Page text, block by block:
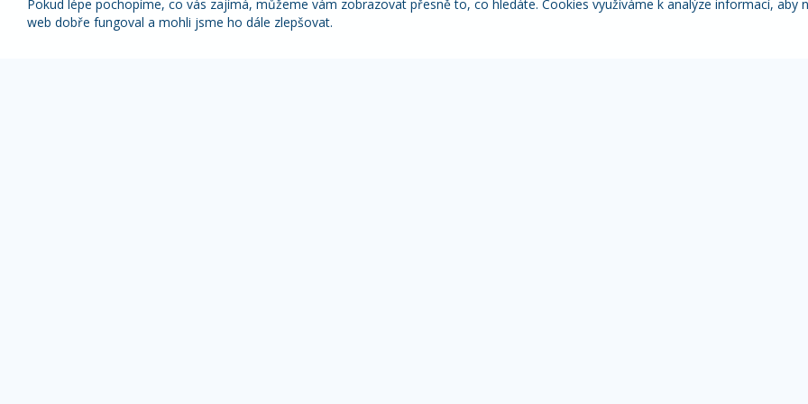
Pokud lépe pochopíme, co vás zajímá, můžeme vám zobrazovat přesně to, co hledáte. Cookies využíváme k analýze informací, aby
web dobře fungoval a mohli jsme ho dále zlepšovat.